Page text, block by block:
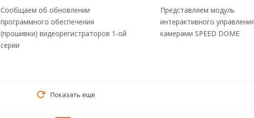
Сообщаем об обновлении
программного обеспечения
(прошивки) видеорегистраторов 1-ой
серии
Представляем модуль
интерактивного
камерами SPEED DOME
Показать еще